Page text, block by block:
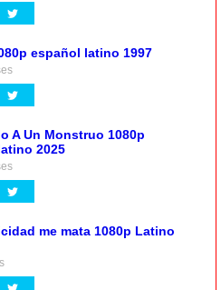
español latino 1997
A Un Monstruo 1080p
2025
me mata 1080p Latino